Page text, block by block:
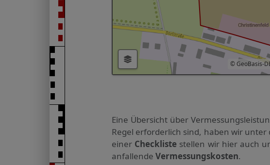
© GeoBasis-
Eine Übersicht über
Regel erforderlich sind, haben wir unter
einer Checkliste stellen wir hier auch
anfallende Vermessungskosten.